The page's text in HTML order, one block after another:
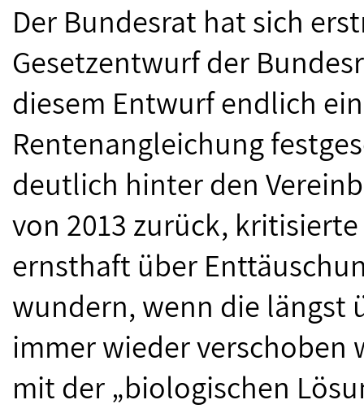
Der Bundesrat hat sich
Gesetzentwurf der
diesem Entwurf endlich
Rentenangleichung
deutlich hinter den
von 2013 zurück,
ernsthaft über
wundern, wenn die längst
immer wieder verschoben
mit der „biologischen